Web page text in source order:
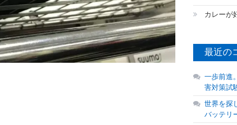
カレーが
最近の
一歩前進
害対策試
世界を探
バッテリ